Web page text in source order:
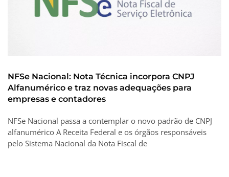
NFSe Nacional: Nota Técnica incorpora CNPJ
Alfanumérico e traz novas adequações para
empresas e contadores
NFSe Nacional passa a contemplar o novo padrão de CNPJ
alfanumérico A Receita Federal e os órgãos responsáveis
pelo Sistema Nacional da Nota Fiscal de